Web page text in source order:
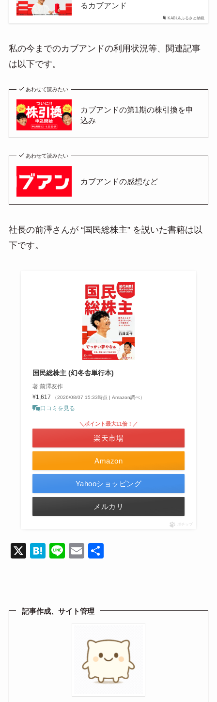
KABU&ふるさと納税
るカブアンド
私の今までのカブアンドの利用状況等、関連記事
は以下です。
あわせて読みたい
カブアンドの第1期の株引換を申
込み
あわせて読みたい
カブアンドの感想など
社長の前澤さんが “国民総株主” を説いた書籍は以
下です。
国民総株主 (幻冬舎単行本)
著:前澤友作
¥1,617
（2026/08/07 15:33時点 | Amazon調べ）
口コミを見る
Amazon
＼ポイント最大11倍！／
楽天市場
Yahooショッピング
メルカリ
ポチップ
X
H
a
Li
E
記事作成、サイト管理